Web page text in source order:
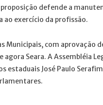
defende a
ao exercício da profissão.
Municipais, com aprovação
Seara. A Assembléia
estaduais José Paulo